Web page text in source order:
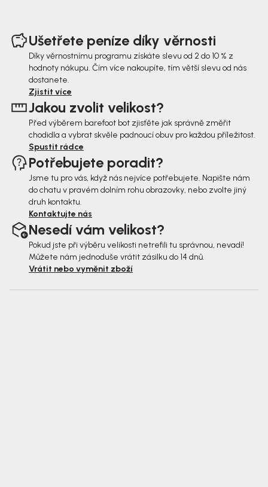
Ušetřete peníze díky věrnosti
Díky věrnostnímu programu získáte slevu od 2 do 10 % z
hodnoty nákupu. Čím více nakoupíte, tím větší slevu od nás
dostanete.
Zjistit více
Jakou zvolit velikost?
Před výběrem barefoot bot zjisťěte jak správně změřit
chodidla a vybrat skvěle padnoucí obuv pro každou příležitost.
Spustit rádce
Potřebujete poradit?
Jsme tu pro vás, když nás nejvíce potřebujete. Napište nám
do chatu v pravém dolním rohu obrazovky, nebo zvolte jiný
druh kontaktu.
Kontaktujte nás
Nesedí vám velikost?
Pokud jste při výběru velikosti netrefili tu správnou, nevadí!
Můžete nám jednoduše vrátit zásilku do 14 dnů.
Vrátit nebo vyměnit zboží